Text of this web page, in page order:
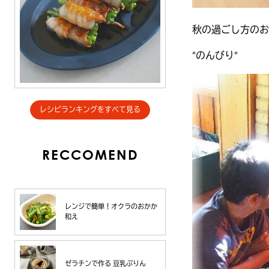
レシピランキングをすべて見る
RECCOMEND
レンジで簡単！オクラのおかか
和え
ゼラチンで作る 豆乳ぷりん
秋の過ごし方の
”のんびり”